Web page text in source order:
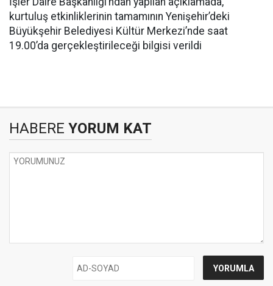
kurtuluş etkinliklerinin tamamının Yenişehir’deki
Büyükşehir Belediyesi Kültür Merkezi’nde saat
19.00’da gerçekleştirileceği bilgisi verildi
HABERE YORUM KAT